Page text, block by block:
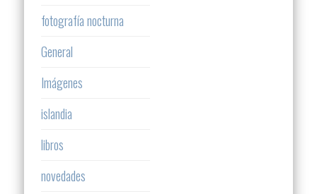
fotografía nocturna
General
Imágenes
islandia
libros
novedades